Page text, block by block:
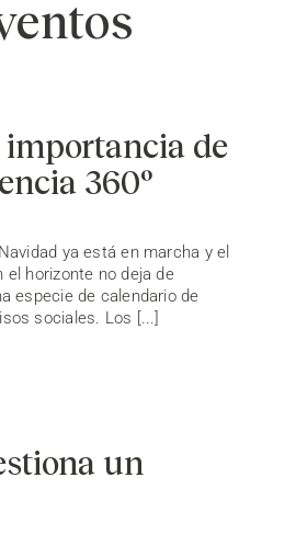
importancia de
360º
ya está en marcha y el
el horizonte no deja de
especie de calendario de
sociales. Los [...]
un